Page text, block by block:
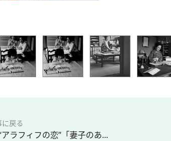
戻る
ラフィフの恋”「妻子のあ...